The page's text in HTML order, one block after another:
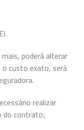
poderá alterar
custo exato, será
realizar
do contrato;